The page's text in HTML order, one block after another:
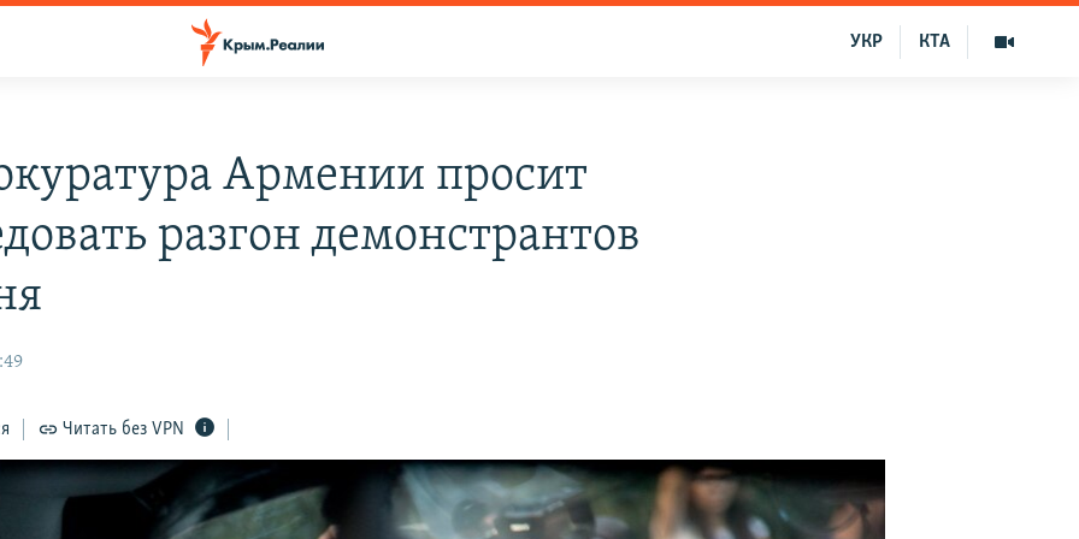
КТА
УКР
Армении просит
разгон демонстрантов
Читать без VPN